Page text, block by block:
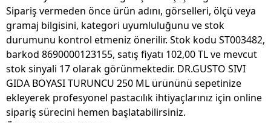
Sipariş vermeden önce ürün adını, görselleri, ölçü veya
gramaj bilgisini, kategori uyumluluğunu ve stok
durumunu kontrol etmeniz önerilir. Stok kodu ST003482,
barkod 8690000123155, satış fiyatı 102,00 TL ve mevcut
stok sinyali 17 olarak görünmektedir. DR.GUSTO SIVI
GIDA BOYASI TURUNCU 250 ML ürününü sepetinize
ekleyerek profesyonel pastacılık ihtiyaçlarınız için online
sipariş sürecini hemen başlatabilirsiniz.